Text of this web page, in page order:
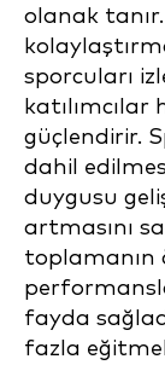
olanak
sporcuları
katılımcılar
güçlendirir.
dahil
duygusu
artmasını
toplamanın
fayda
fazla